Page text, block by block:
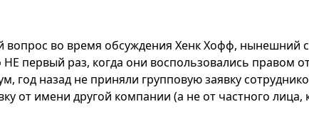
во время обсуждения Хенк Хофф, нынешний
НЕ первый раз, когда они воспользовались правом
год назад не приняли групповую заявку
от имени другой компании (а не от частного лица,